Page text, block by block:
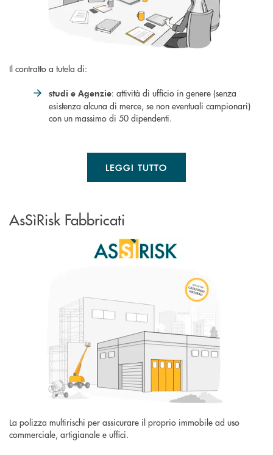
Il contratto a tutela di:
studi e Agenzie: attività di ufficio in genere (senza
esistenza alcuna di merce, se non eventuali campionari)
con un massimo di 50 dipendenti.
LEGGI TUTTO
AsSìRisk Fabbricati
La polizza multirischi per assicurare il proprio immobile ad uso
commerciale, artigianale e uffici.